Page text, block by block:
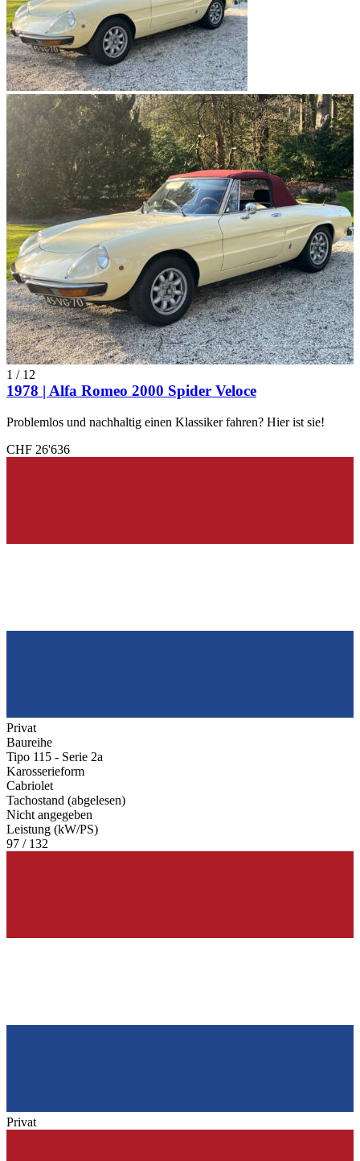
1 / 12
1978 | Alfa Romeo 2000 Spider Veloce
Problemlos und nachhaltig einen Klassiker fahren? Hier ist sie!
CHF 26'636
Privat
Baureihe
Tipo 115 - Serie 2a
Karosserieform
Cabriolet
Tachostand (abgelesen)
Nicht angegeben
Leistung (kW/PS)
97 / 132
Privat